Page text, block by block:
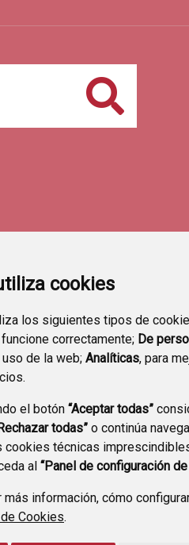
cookies
los siguientes tipos de
correctamente; De
de la web; Analíticas, para
el botón “Aceptar todas”
todas” o continúa
cookies técnicas
al “Panel de configuración
más información, cómo
Cookies.
Buscar
FARMACIAS DE GUARDIA